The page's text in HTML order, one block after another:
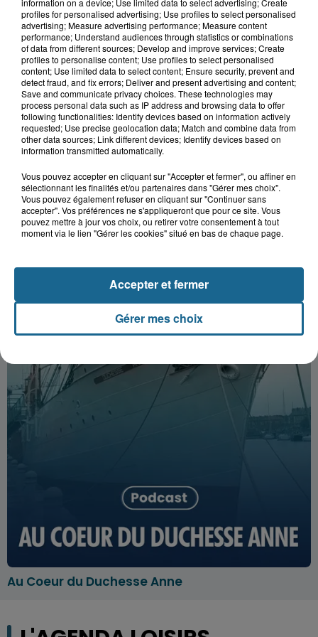
Jimmy Gressier visera le doublé 5...
9 août 2026
Des cours... de trottinette à Bray-
Dunes
NOS AUTRES PODCASTS
Au Coeur du Duchesse Anne
profiles for personalised advertising; Use profiles to select personalised
advertising; Measure advertising performance; Measure content
performance; Understand audiences through statistics or combinations
of data from different sources; Develop and improve services; Create
profiles to personalise content; Use profiles to select personalised
content; Use limited data to select content; Ensure security, prevent and
detect fraud, and fix errors; Deliver and present advertising and content;
Save and communicate privacy choices. These technologies may
process personal data such as IP address and browsing data to offer
following functionalities: Identify devices based on information actively
requested; Use precise geolocation data; Match and combine data from
other data sources; Link different devices; Identify devices based on
information transmitted automatically.
Vous pouvez accepter en cliquant sur "Accepter et fermer", ou affiner en
sélectionnant les finalités et/ou partenaires dans "Gérer mes choix".
Vous pouvez également refuser en cliquant sur "Continuer sans
accepter". Vos préférences ne s'appliqueront que pour ce site. Vous
pouvez mettre à jour vos choix, ou retirer votre consentement à tout
moment via le lien "Gérer les cookies" situé en bas de chaque page.
Gérer mes choix
Accepter et fermer